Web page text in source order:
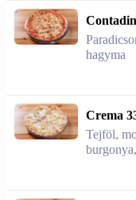
hagyma
Crema
Tejföl,